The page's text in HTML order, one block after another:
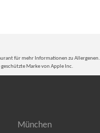
für mehr Informationen zu Allergenen.
Marke von Apple Inc.
München